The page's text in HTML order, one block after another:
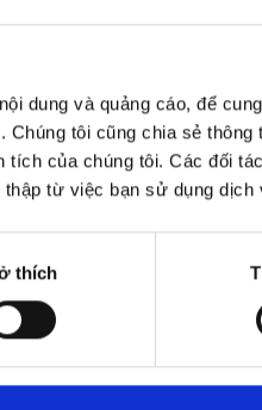
dung và quảng cáo, để
tôi cũng chia sẻ
tích của chúng tôi. Các đối
từ việc bạn sử dụng dịch
thích